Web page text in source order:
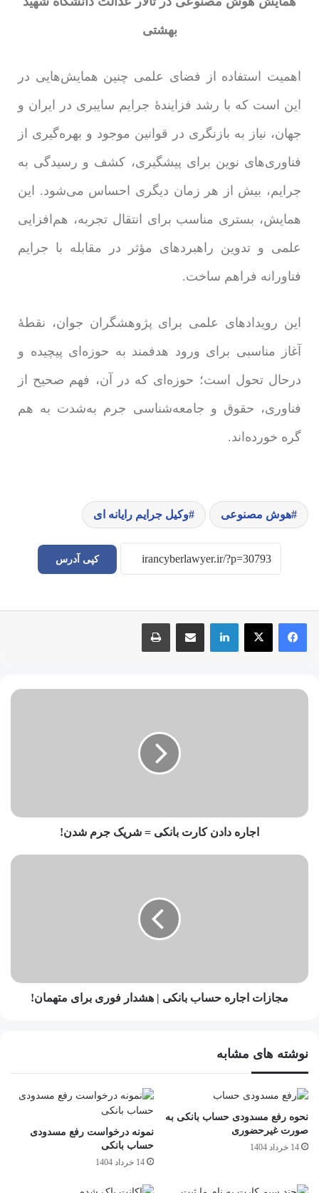
بهشتی
اهمیت استفاده از فضای علمی چنین همایش‌هایی در
این است که با رشد فزایندۀ جرایم سایبری در ایران و
جهان، نیاز به بازنگری در قوانین موجود و بهره‌گیری از
فناوری‌های نوین برای پیشگیری، کشف و رسیدگی به
جرایم، بیش از هر زمان دیگری احساس می‌شود. این
همایش، بستری مناسب برای انتقال تجربه، هم‌افزایی
علمی و تدوین راهبردهای مؤثر در مقابله با جرایم
فناورانه فراهم ساخت.
این رویدادهای علمی برای پژوهشگران جوان، نقطۀ
آغاز مناسبی برای ورود هدفمند به حوزه‌ای پیچیده و
درحال تحول است؛ حوزه‌ای که در آن، فهم صحیح از
فناوری، حقوق و جامعه‌شناسی جرم به‌شدت به هم
گره خورده‌اند.
هوش مصنوعی وکیل جرایم رایانه ای
کپی آدرس
اجاره دادن کارت بانکی = شریک جرم شدن!
مجازات اجاره حساب بانکی | هشدار فوری برای متهمان!
نوشته های مشابه
نحوه رفع مسدودی حساب بانکی به
صورت غیرحضوری
14 خرداد 1404
نمونه درخواست رفع مسدودی
حساب بانکی
14 خرداد 1404